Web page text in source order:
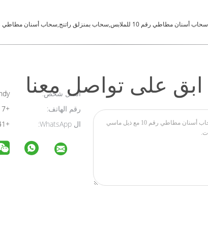
سحاب أسنان مطاطي رقم 10 للملابس,سحاب بمنزلق راتنج,سحاب أسنان مطاطي رقم 10
ابق على تواصل معنا
اتصل شخص:
Andy
رقم الهاتف:
+8619503828217
ال WhatsApp:
+8615157303641